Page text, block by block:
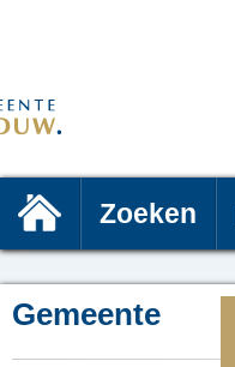
Zoeken
Gemeente